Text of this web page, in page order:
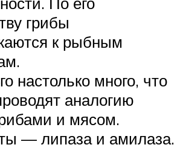
грибы
к рыбным
настолько много, что
аналогию
и мясом.
— липаза и амилаза.